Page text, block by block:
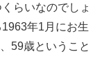
らいなのでしょ
年1月にお生
59歳ということ